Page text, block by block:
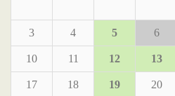
3 4 5 6
10 11 12 13
17 18 19 20